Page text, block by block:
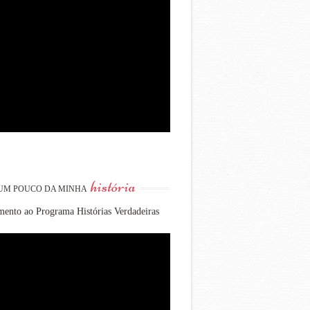
POUCO DA MINHA história
ao Programa Histórias Verdadeiras